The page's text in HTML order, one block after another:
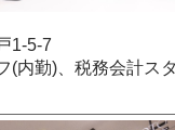
1-5-7
(内勤)、税務会計ス